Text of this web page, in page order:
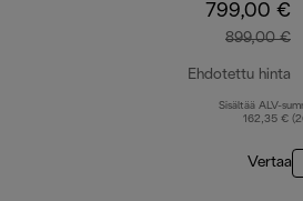
799,00 €
899,00 €
Ehdotettu hinta
Sisältää ALV-
162,35 €
Vertaa